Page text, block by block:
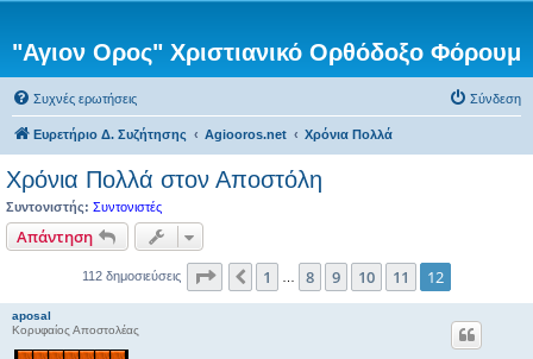
"Αγιον Ορος" Χριστιανικό Ορθόδοξο Φόρουμ
Συχνές ερωτήσεις Σύνδεση
Ευρετήριο Δ. Συζήτησης Agiooros.net Χρόνια Πολλά
Χρόνια Πολλά στον Αποστόλη
Συντονιστής: Συντονιστές
Απάντηση
112 δημοσιεύσεις Σελίδα από 12
Προηγούμενη
1 8 9 10 11 12
aposal
Κορυφαίος Αποστολέας